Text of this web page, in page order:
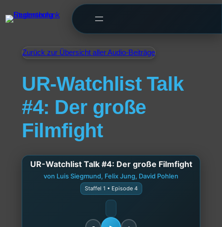
Zurück zur Übersicht aller Audio-Beiträge
UR-Watchlist Talk
#4: Der große
Filmfight
UR-Watchlist Talk #4: Der große Filmfight
von Luis Siegmund, Felix Jung, David Pohlen
Staffel 1 • Episode 4